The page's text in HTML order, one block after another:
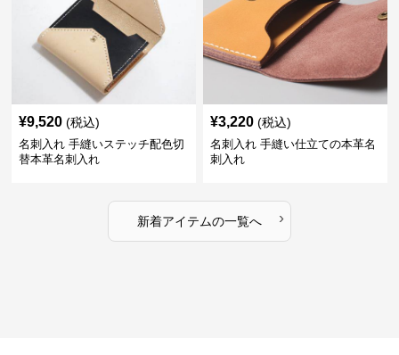
¥9,520 (税込)
名刺入れ 手縫いステッチ配色切
替本革名刺入れ
¥3,220 (税込)
名刺入れ 手縫い仕立ての本革名
刺入れ
新着アイテムの一覧へ ›